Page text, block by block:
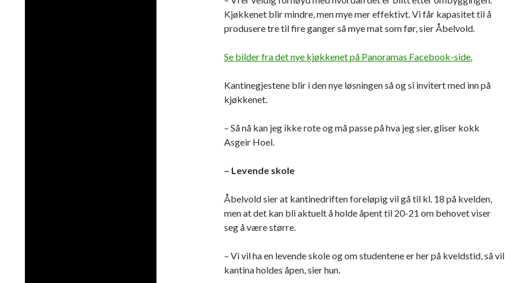
Kjøkkenet blir mindre, men mye mer effektivt. Vi får kapasitet til å
produsere tre til fire ganger så mye mat som før, sier Åbelvold.
Se bilder fra det nye kjøkkenet på Panoramas Facebook-side.
Kantinegjestene blir i den nye løsningen så og si invitert med inn på
kjøkkenet.
– Så nå kan jeg ikke rote og må passe på hva jeg sier, gliser kokk
Asgeir Hoel.
– Levende skole
Åbelvold sier at kantinedriften foreløpig vil gå til kl. 18 på kvelden,
men at det kan bli aktuelt å holde åpent til 20-21 om behovet viser
seg å være større.
– Vi vil ha en levende skole og om studentene er her på kveldstid, så vil
kantina holdes åpen, sier hun.